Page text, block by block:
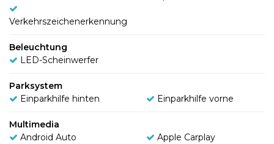
Verkehrszeichenerkennung
Beleuchtung
LED-Scheinwerfer
Parksystem
Einparkhilfe hinten
Einparkhilfe vorne
Multimedia
Android Auto
Apple Carplay